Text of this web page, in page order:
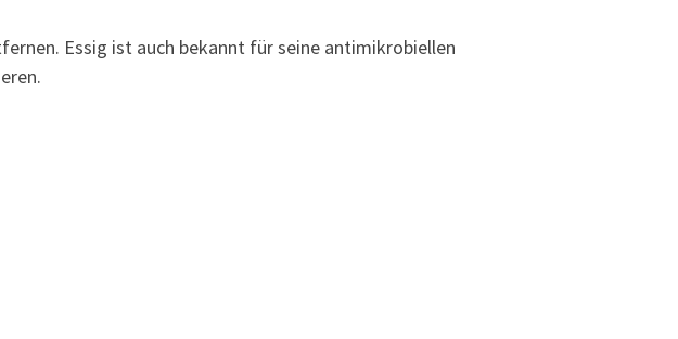
Essig ist auch bekannt für seine antimikrobiellen